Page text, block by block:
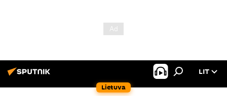
Lietuva
LIT